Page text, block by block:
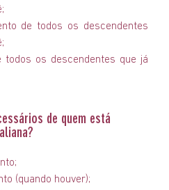
de todos os descendentes
todos os descendentes que já
de quem está
(quando houver);